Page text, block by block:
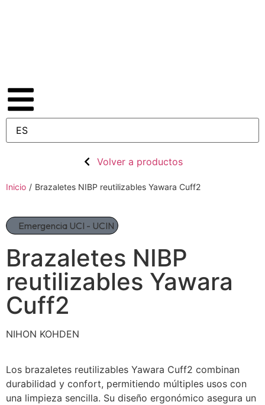
Volver a productos
Inicio / Brazaletes NIBP reutilizables Yawara Cuff2
Emergencia UCI - UCIN
Brazaletes NIBP
reutilizables Yawara
Cuff2
NIHON KOHDEN
Los brazaletes reutilizables Yawara Cuff2 combinan
durabilidad y confort, permitiendo múltiples usos con
una limpieza sencilla. Su diseño ergonómico asegura un